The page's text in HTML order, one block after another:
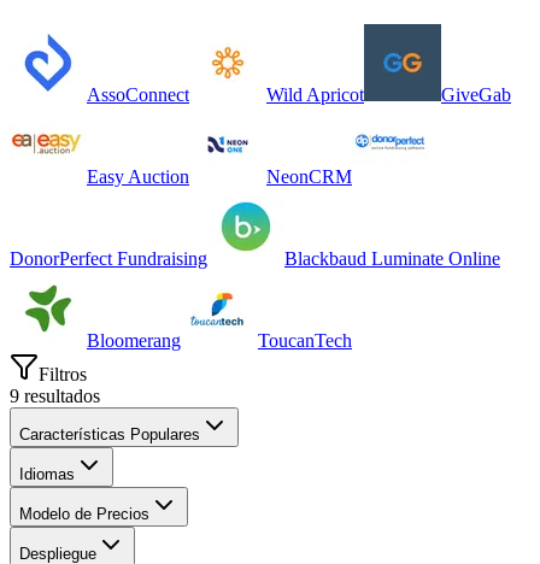
AssoConnect Wild Apricot GiveGab
Easy Auction NeonCRM
DonorPerfect Fundraising Blackbaud Luminate Online
Bloomerang
ToucanTech
Filtros
9 resultados
Características Populares
Idiomas
Modelo de Precios
Despliegue